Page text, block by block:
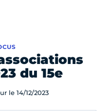
du 15e
le 14/12/2023